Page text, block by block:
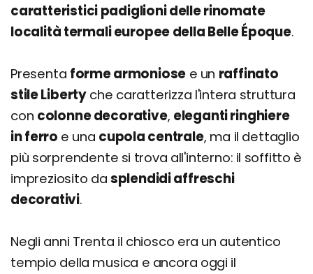
caratteristici padiglioni delle rinomate
località termali europee della Belle Époque.
Presenta forme armoniose e un raffinato
stile Libertyche caratterizza l'intera struttura
con colonne decorative, eleganti ringhiere
in ferro e una cupola centrale, ma il dettaglio
più sorprendente si trova all'interno: il soffitto è
impreziosito da splendidi affreschi
decorativi.
Negli anni Trenta il chiosco era un autentico
tempio della musica e ancora oggi il